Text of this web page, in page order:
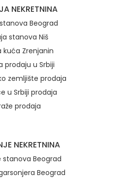
NEKRETNINA
Beograd
stanova Niš
kuća Zrenjanin
prodaju u Srbiji
zemljište prodaja
u Srbiji prodaja
prodaja
NEKRETNINA
stanova Beograd
Beograd